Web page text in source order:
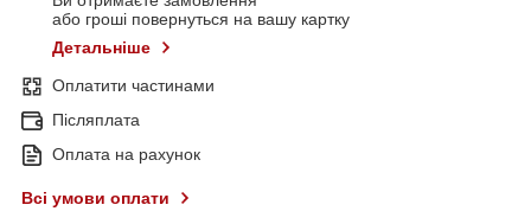
або гроші повернуться на вашу картку
Детальніше
Оплатити частинами
Післяплата
Оплата на рахунок
Всі умови оплати